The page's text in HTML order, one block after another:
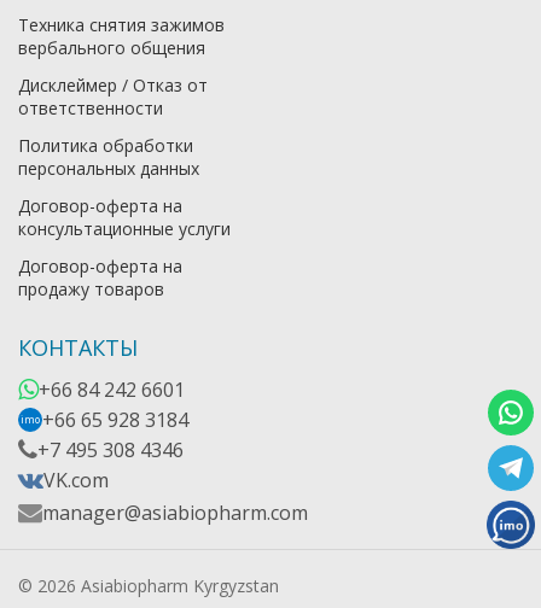
Техника снятия зажимов
вербального общения
Дисклеймер / Отказ от
ответственности
Политика обработки
персональных данных
Договор-оферта на
консультационные услуги
Договор-оферта на
продажу товаров
КОНТАКТЫ
+66 84 242 6601
imo +66 65 928 3184
+7 495 308 4346
VK.com
manager@asiabiopharm.com
© 2026 Asiabiopharm Kyrgyzstan